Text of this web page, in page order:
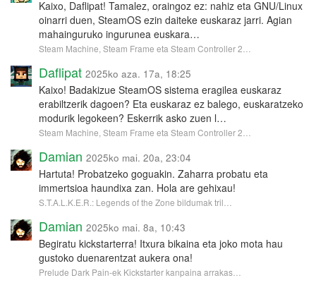
Kaixo, Daflipat! Tamalez, oraingoz ez: nahiz eta GNU/Linux
oinarri duen, SteamOS ezin daiteke euskaraz jarri. Agian
mahainguruko ingurunea euskara…
Steam Machine, Steam Frame eta Steam Controller 2…
Daflipat 2025ko aza. 17a, 18:25
Kaixo! Badakizue SteamOS sistema eragilea euskaraz
erabiltzerik dagoen? Eta euskaraz ez balego, euskaratzeko
modurik legokeen? Eskerrik asko zuen l…
Steam Machine, Steam Frame eta Steam Controller 2…
Damian 2025ko mai. 20a, 23:04
Hartuta! Probatzeko goguakin. Zaharra probatu eta
immertsioa haundixa zan. Hola are gehixau!
S.T.A.L.K.E.R.: Legends of the Zone bildumak tril…
Damian 2025ko mai. 8a, 10:43
Begiratu kickstarterra! Itxura bikaina eta joko mota hau
gustoko duenarentzat aukera ona!
Prelude Dark Pain-ek Kickstarter kanpaina arrakas…